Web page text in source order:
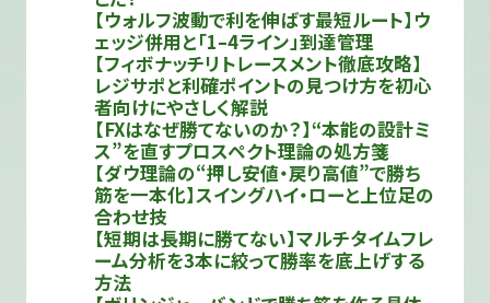
【ウォルフ波動で利を伸ばす最短ルート】ウ
ェッジ併用と「1–4ライン」到達管理
【フィボナッチリトレースメント徹底攻略】
レジサポと利確ポイントの見つけ方を初心
者向けにやさしく解説
【FXはなぜ勝てないのか？】“本能の設計ミ
ス”を直すプロスペクト理論の処方箋
【ダウ理論の“押し安値・戻り高値”で勝ち
筋を一本化】スイングハイ・ローと上位足の
合わせ技
【短期は長期に勝てない】マルチタイムフレ
ーム分析を3本に絞って勝率を底上げする
方法